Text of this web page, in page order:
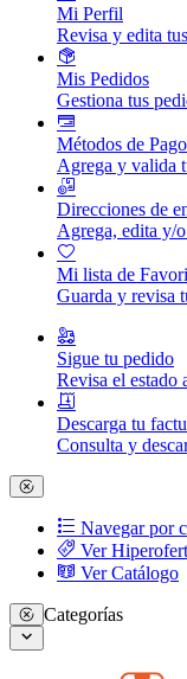
Mi Perfil
Revisa y edita
Mis Pedidos
Gestiona tus
Métodos de Pago
Agrega y valida
Direcciones de
Agrega, edita y/
Mi lista de
Guarda y revisa
Sigue tu pedido
Revisa el estado
Descarga tu
Consulta y
Navegar por
Ver
Ver Catálogo
Categorías